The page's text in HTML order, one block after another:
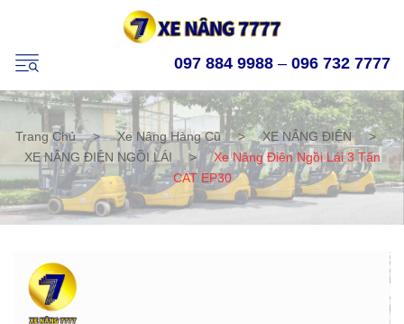
097 884 9988 – 096 732 7777
Trang Chủ > Xe Nâng Hàng Cũ > XE NÂNG ĐIỆN
>
XE NÂNG ĐIỆN NGỒI LÁI
>
Xe Nâng Điện Ngồi Lái 3 Tấn
CAT EP30